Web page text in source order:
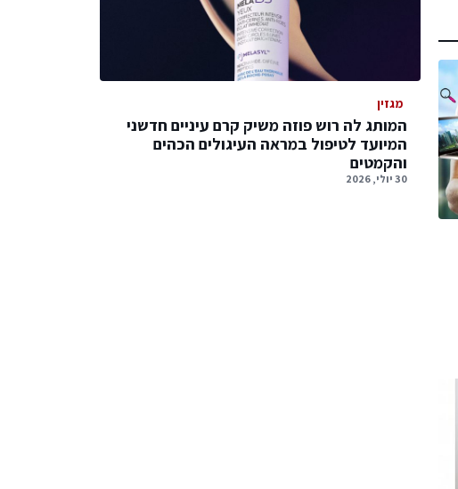
מגזין
המותג לה רוש פוזה משיק קרם עיניים חדשני
המיועד לטיפול במראה העיגולים הכהים
והקמטים
30 יולי, 2026